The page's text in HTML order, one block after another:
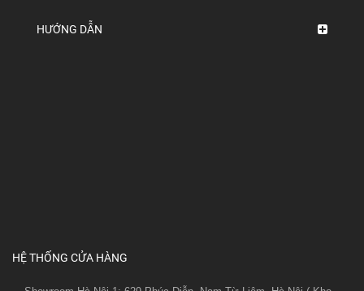
HƯỚNG DẪN
HỆ THỐNG CỬA HÀNG